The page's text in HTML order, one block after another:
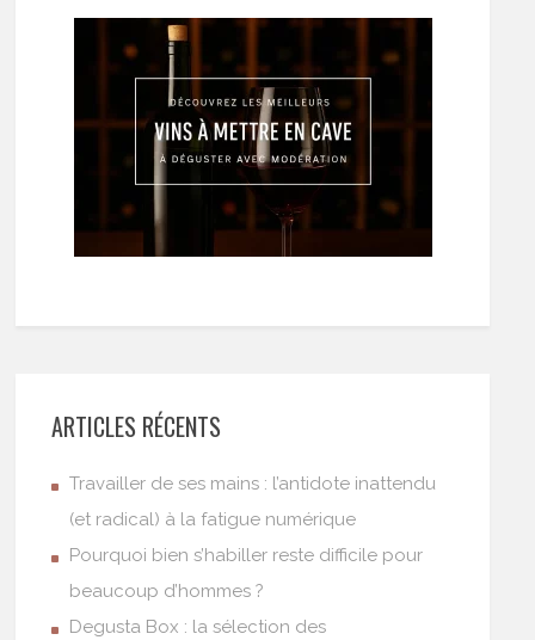
ARTICLES RÉCENTS
Travailler de ses mains : l’antidote inattendu
(et radical) à la fatigue numérique
Pourquoi bien s’habiller reste difficile pour
beaucoup d’hommes ?
Degusta Box : la sélection des